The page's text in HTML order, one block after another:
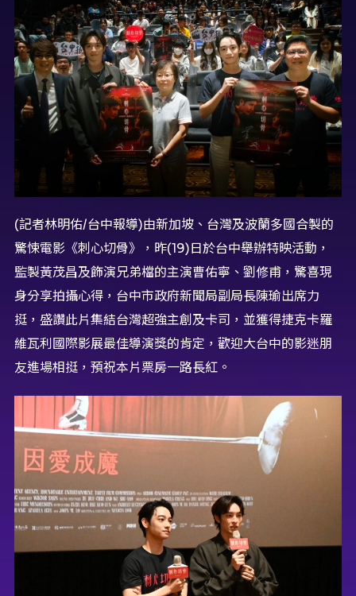
(記者林明佑/台中報導)由新加坡、台灣及波蘭多國合製的
驚悚電影《刺心切骨》，昨(19)日於台中舉辦特映活動，
監製黃茂昌及飾演兄弟檔的主演曹佑寧、劉修甫，驚喜現
身分享拍攝心得，台中市政府新聞局副局長陳瑜出席力
挺，盛讚此片集結台灣超強主創及卡司，並獲得捷克卡羅
維瓦利國際影展最佳導演獎的肯定，歡迎大台中的影迷朋
友進場相挺，預祝本片票房一路長紅。